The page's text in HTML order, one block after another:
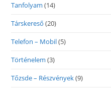
Tanfolyam (14)
Társkereső (20)
Telefon – Mobil(5)
Történelem (3)
Tőzsde – Részvények(9)